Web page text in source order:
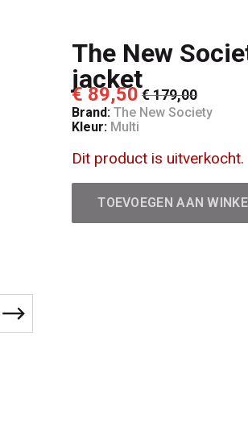
The New
jacket
€ 89,50€ 179,00
Brand: The New Society
Kleur: Multi
Dit product is uitverkocht.
TOEVOEGEN AAN